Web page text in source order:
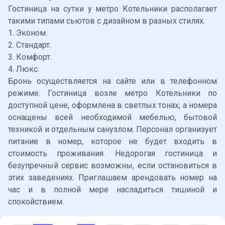
Гостиница на сутки у метро Котельники располагает
такими типами сьютов с дизайном в разных стилях.
1. Эконом.
2. Стандарт.
3. Комфорт.
4. Люкс.
Бронь осуществляется на сайте или в телефонном
режиме. Гостиница возле метро Котельники по
доступной цене, оформлена в светлых тонах, а номера
оснащены всей необходимой мебелью, бытовой
техникой и отдельным санузлом. Персонал организует
питание в номер, которое не будет входить в
стоимость проживания. Недорогая гостиница и
безупречный сервис возможны, если остановиться в
этих заведениях. Приглашаем арендовать номер на
час и в полной мере насладиться тишиной и
спокойствием.